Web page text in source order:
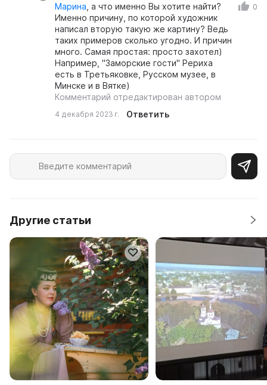
Марина , а что именно Вы хотите найти?
Именно причину, по которой художник
написал вторую такую же картину? Ведь
таких примеров сколько угодно. И причин
много. Самая простая: просто захотел)
Например, "Заморские гости" Рериха
есть в Третьяковке, Русском музее, в
Минске и в Вятке)
Комментарий отредактирован автором
0
4 декабря 2023 г. Ответить
Другие статьи